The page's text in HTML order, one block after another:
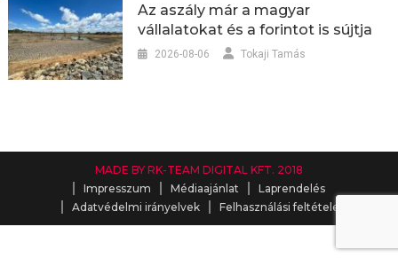
Az aszály már a magyar
vállalatokat és a forintot is sújtja
2026-08-06 Tokaji Tamás
MADE BY RK-TEAM DIGITAL KFT. 2018
Impresszum
Médiaajánlat
Laprendelés
Adatvédelmi irányelvek
Felhasználási feltételek